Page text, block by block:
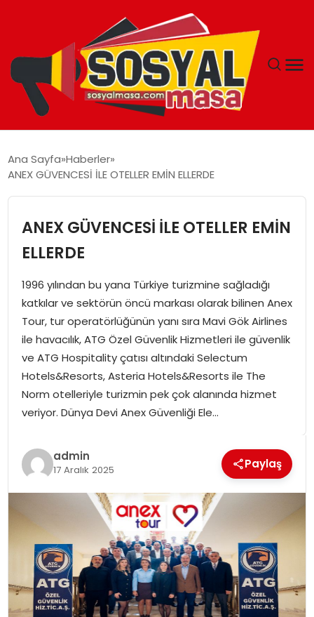
GÜNCEL
TEKNOLOJI
EĞITIM
SPOR
Ana Sayfa Haberler
ANEX GÜVENCESİ İLE OTELLER EMİN ELLERDE
ANEX GÜVENCESİ İLE OTELLER EMİN
ELLERDE
1996 yılından bu yana Türkiye turizmine sağladığı
katkılar ve sektörün öncü markası olarak bilinen Anex
Tour, tur operatörlüğünün yanı sıra Mavi Gök Airlines
ile havacılık, ATG Özel Güvenlik Hizmetleri ile güvenlik
ve ATG Hospitality çatısı altındaki Selectum
Hotels&Resorts, Asteria Hotels&Resorts ile The
Norm otelleriyle turizmin pek çok alanında hizmet
veriyor. Dünya Devi Anex Güvenliği Ele…
admin
17 Aralık 2025 Paylaş